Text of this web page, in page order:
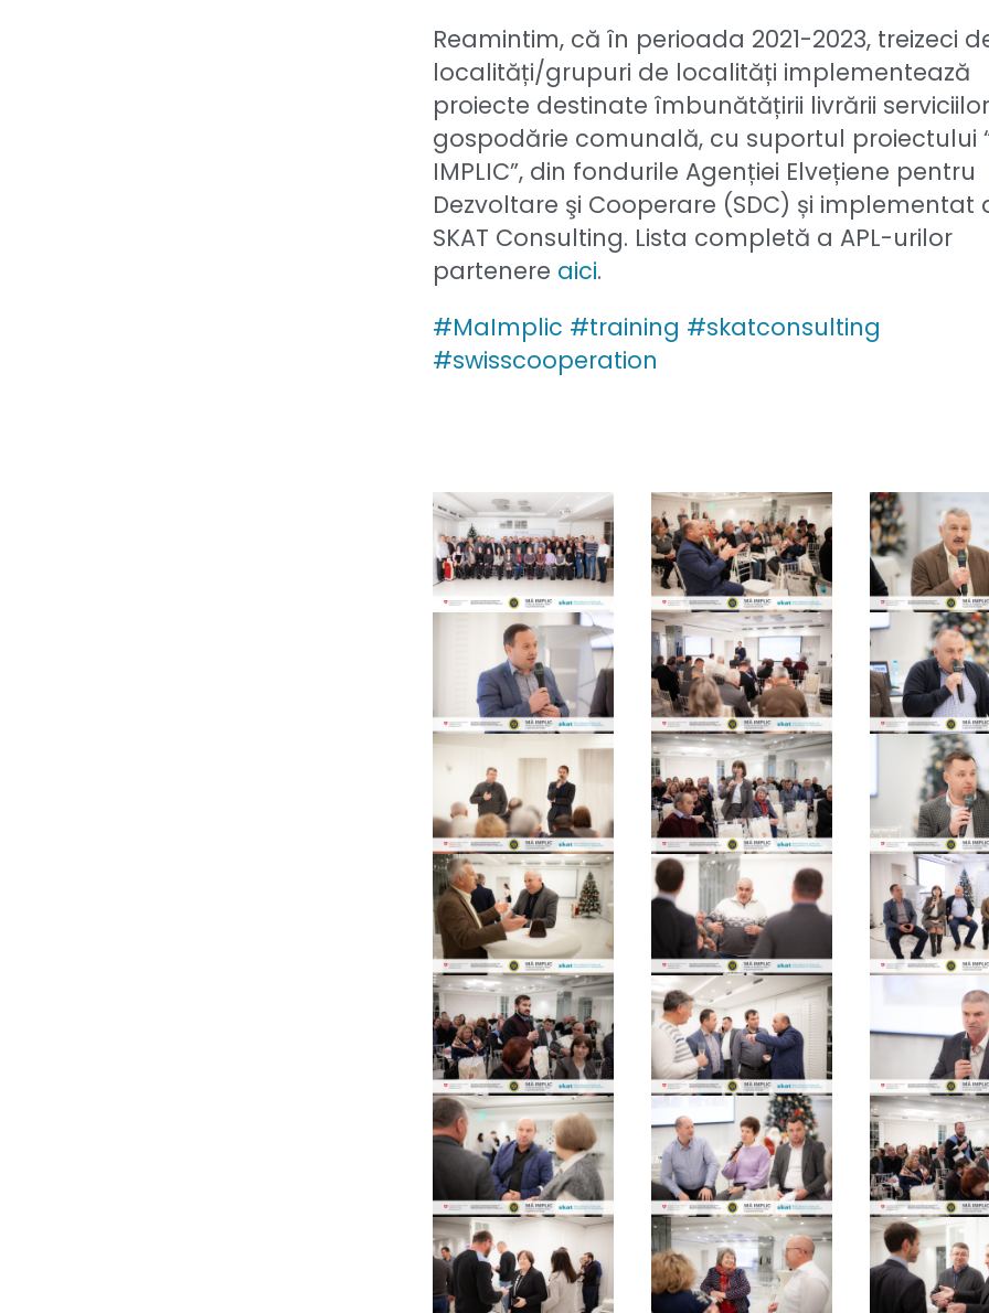
Reamintim, că în perioada 2021-2023, treizeci
localități/grupuri de localități implementează
proiecte destinate îmbunătățirii livrării
gospodărie comunală, cu suportul proiectului
IMPLIC”, din fondurile Agenției Elvețiene pentru
Dezvoltare şi Cooperare (SDC) și implementat
SKAT Consulting. Lista completă a APL-urilor
partenere aici.
#MaImplic #training #skatconsulting
#swisscooperation